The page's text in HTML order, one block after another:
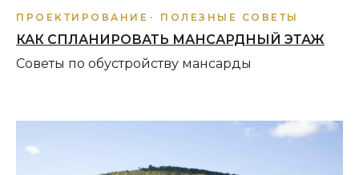
ПРОЕКТИРОВАНИЕ ПОЛЕЗНЫЕ СОВЕТЫ
КАК СПЛАНИРОВАТЬ МАНСАРДНЫЙ ЭТАЖ
Советы по обустройству мансарды